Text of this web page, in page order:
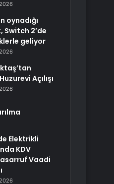
oynadığı
Switch 2’de
geliyor
Açılışı
Elektrikli
KDV
Vaadi